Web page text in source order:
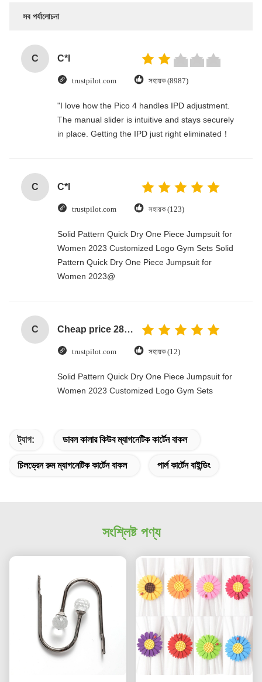
সব পর্যালোচনা
C C*l
trustpilot.com সহায়ক (8987)
"I love how the Pico 4 handles IPD adjustment.
The manual slider is intuitive and stays securely
in place. Getting the IPD just right eliminated！
C C*l
trustpilot.com সহায়ক (123)
Solid Pattern Quick Dry One Piece Jumpsuit for
Women 2023 Customized Logo Gym Sets Solid
Pattern Quick Dry One Piece Jumpsuit for
Women 2023@
C Cheap price 28mm Aluminium Curtain Rod 1.2mm thickness with plastic final
trustpilot.com সহায়ক (12)
Solid Pattern Quick Dry One Piece Jumpsuit for
Women 2023 Customized Logo Gym Sets
ট্যাগ: ডাবল কালার কিউব ম্যাগনেটিক কার্টেন বাকল
চিলড্রেন রুম ম্যাগনেটিক কার্টেন বাকল পার্ল কার্টেন বাইন্ডিং
সংশ্লিষ্ট পণ্য